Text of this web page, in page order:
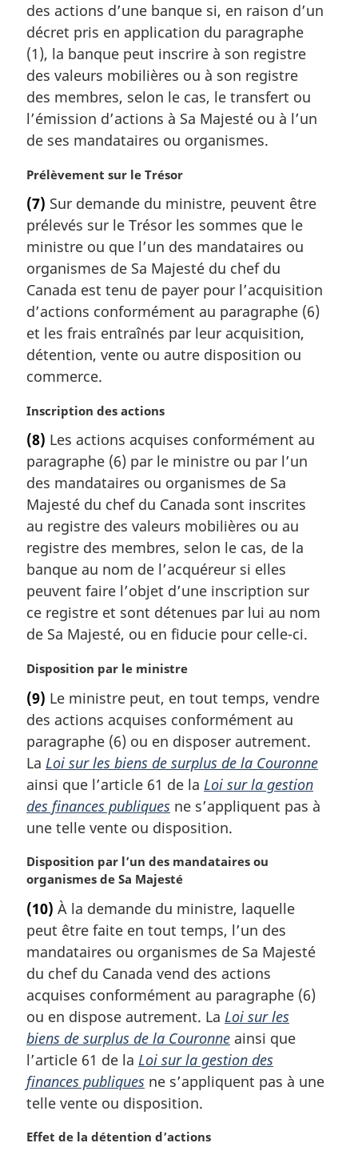
a
e
:
des actions d’une banque si, en raison d’un
décret pris en application du paragraphe
(1), la banque peut inscrire à son registre
des valeurs mobilières ou à son registre
des membres, selon le cas, le transfert ou
l’émission d’actions à Sa Majesté ou à l’un
de ses mandataires ou organismes.
N
t
e
m
a
g
i
n
a
e
:
Prélèvement sur le Trésor
(7) Sur demande du ministre, peuvent être
prélevés sur le Trésor les sommes que le
ministre ou que l’un des mandataires ou
organismes de Sa Majesté du chef du
Canada est tenu de payer pour l’acquisition
d’actions conformément au paragraphe (6)
et les frais entraînés par leur acquisition,
détention, vente ou autre disposition ou
commerce.
N
t
e
m
a
g
i
n
a
l
e
:
Inscription des actions
(8) Les actions acquises conformément au
paragraphe (6) par le ministre ou par l’un
des mandataires ou organismes de Sa
Majesté du chef du Canada sont inscrites
au registre des valeurs mobilières ou au
registre des membres, selon le cas, de la
banque au nom de l’acquéreur si elles
peuvent faire l’objet d’une inscription sur
ce registre et sont détenues par lui au nom
de Sa Majesté, ou en fiducie pour celle-ci.
N
t
e
m
a
g
i
n
l
e
Disposition par le ministre
(9) Le ministre peut, en tout temps, vendre
des actions acquises conformément au
paragraphe (6) ou en disposer autrement.
La Loi sur les biens de surplus de la Couronne
ainsi que l’article 61 de la Loi sur la gestion
des finances publiques ne s’appliquent pas à
une telle vente ou disposition.
N
o
e
m
a
r
i
n
a
l
e
:
Disposition par l’un des mandataires ou
organismes de Sa Majesté
(10) À la demande du ministre, laquelle
peut être faite en tout temps, l’un des
mandataires ou organismes de Sa Majesté
du chef du Canada vend des actions
acquises conformément au paragraphe (6)
ou en dispose autrement. La Loi sur les
biens de surplus de la Couronne ainsi que
l’article 61 de la Loi sur la gestion des
finances publiques ne s’appliquent pas à une
telle vente ou disposition.
N
Effet de la détention d’actions